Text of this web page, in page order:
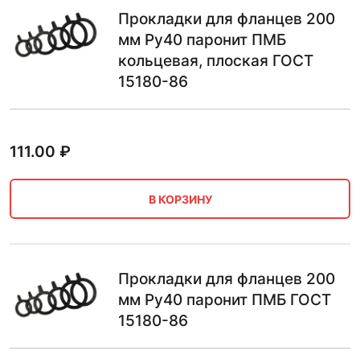
Прокладки для фланцев 200
мм Ру40 паронит ПМБ
кольцевая, плоская ГОСТ
15180-86
111.00 ₽
В КОРЗИНУ
Прокладки для фланцев 200
мм Ру40 паронит ПМБ ГОСТ
15180-86